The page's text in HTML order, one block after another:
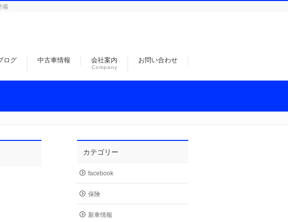
備
ログ 中古車情報 会社案内
Company
お問い合わせ
カテゴリー
facebook
保険
新車情報